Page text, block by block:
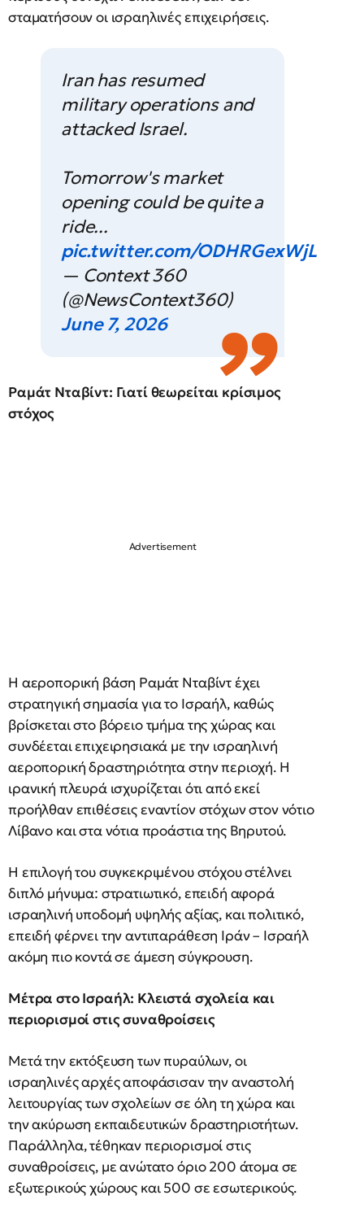
σταματήσουν οι ισραηλινές επιχειρήσεις.
Iran has resumed
military operations and
attacked Israel.
Tomorrow's market
opening could be quite a
ride...
pic.twitter.com/ODHRGexWjL
— Context 360
(@NewsContext360)
June 7, 2026
Ραμάτ Νταβίντ: Γιατί θεωρείται κρίσιμος
στόχος
Η αεροπορική βάση Ραμάτ Νταβίντ έχει
στρατηγική σημασία για το Ισραήλ, καθώς
βρίσκεται στο βόρειο τμήμα της χώρας και
συνδέεται επιχειρησιακά με την ισραηλινή
αεροπορική δραστηριότητα στην περιοχή. Η
ιρανική πλευρά ισχυρίζεται ότι από εκεί
προήλθαν επιθέσεις εναντίον στόχων στον νότιο
Λίβανο και στα νότια προάστια της Βηρυτού.
Η επιλογή του συγκεκριμένου στόχου στέλνει
διπλό μήνυμα: στρατιωτικό, επειδή αφορά
ισραηλινή υποδομή υψηλής αξίας, και πολιτικό,
επειδή φέρνει την αντιπαράθεση Ιράν – Ισραήλ
ακόμη πιο κοντά σε άμεση σύγκρουση.
Μέτρα στο Ισραήλ: Κλειστά σχολεία και
περιορισμοί στις συναθροίσεις
Μετά την εκτόξευση των πυραύλων, οι
ισραηλινές αρχές αποφάσισαν την αναστολή
λειτουργίας των σχολείων σε όλη τη χώρα και
την ακύρωση εκπαιδευτικών δραστηριοτήτων.
Παράλληλα, τέθηκαν περιορισμοί στις
συναθροίσεις, με ανώτατο όριο 200 άτομα σε
εξωτερικούς χώρους και 500 σε εσωτερικούς.